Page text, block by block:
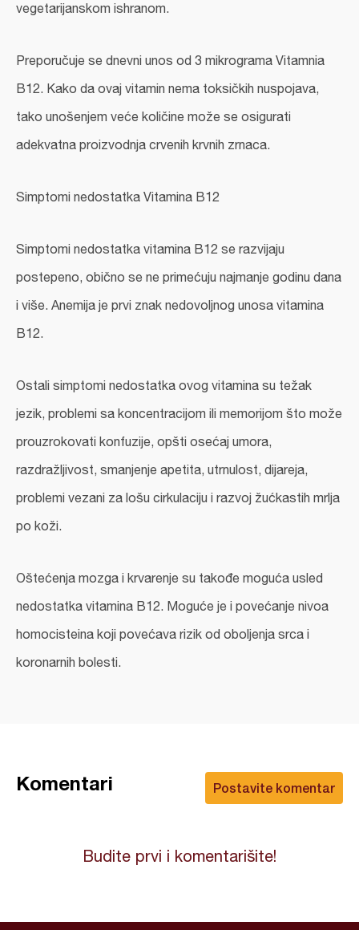
vegetarijanskom ishranom.
Preporučuje se dnevni unos od 3 mikrograma Vitamnia
B12. Kako da ovaj vitamin nema toksičkih nuspojava,
tako unošenjem veće količine može se osigurati
adekvatna proizvodnja crvenih krvnih zrnaca.
Simptomi nedostatka Vitamina B12
Simptomi nedostatka vitamina B12 se razvijaju
postepeno, obično se ne primećuju najmanje godinu dana
i više. Anemija je prvi znak nedovoljnog unosa vitamina
B12.
Ostali simptomi nedostatka ovog vitamina su težak
jezik, problemi sa koncentracijom ili memorijom što može
prouzrokovati konfuzije, opšti osećaj umora,
razdražljivost, smanjenje apetita, utrnulost, dijareja,
problemi vezani za lošu cirkulaciju i razvoj žućkastih mrlja
po koži.
Oštećenja mozga i krvarenje su takođe moguća usled
nedostatka vitamina B12. Moguće je i povećanje nivoa
homocisteina koji povećava rizik od oboljenja srca i
koronarnih bolesti.
Postavite komentar
Komentari
Budite prvi i komentarišite!